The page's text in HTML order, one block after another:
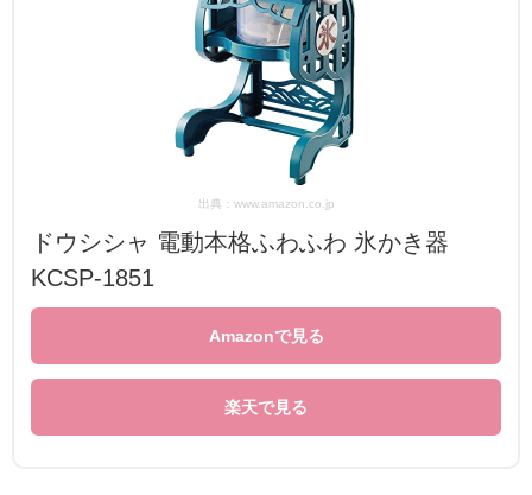
出典：www.amazon.co.jp
ドウシシャ 電動本格ふわふわ 氷かき器
KCSP-1851
Amazonで見る
楽天で見る